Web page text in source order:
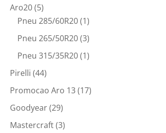
Aro20(5)
Pneu 285/60R20(1)
Pneu 265/50R20(3)
Pneu 315/35R20(1)
Pirelli (44)
Promocao Aro 13(17)
Goodyear(29)
Mastercraft(3)